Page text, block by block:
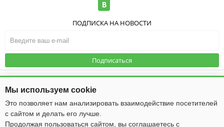
ПОДПИСКА НА НОВОСТИ
Подписаться
© ООО "ИзоТоп", 2006-2026. Все права
защищены. Информация сайта
защищена законом об авторских
правах.
Общество с ограниченной ответственностью «ИзоТоп»
ИНН 5256084834
Мы используем cookie
Это позволяет нам анализировать взаимодействие посетителей
с сайтом и делать его лучше.
Продолжая пользоваться сайтом, вы соглашаетесь с